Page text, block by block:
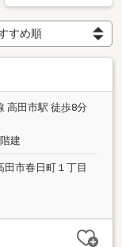
高田市駅 徒歩8分
建
田市春日町１丁目